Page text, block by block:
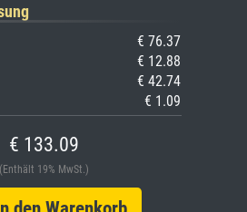
€ 76.37
€ 12.88
€ 42.74
€ 1.09
€ 133.09
(Enthält 19% MwSt.)